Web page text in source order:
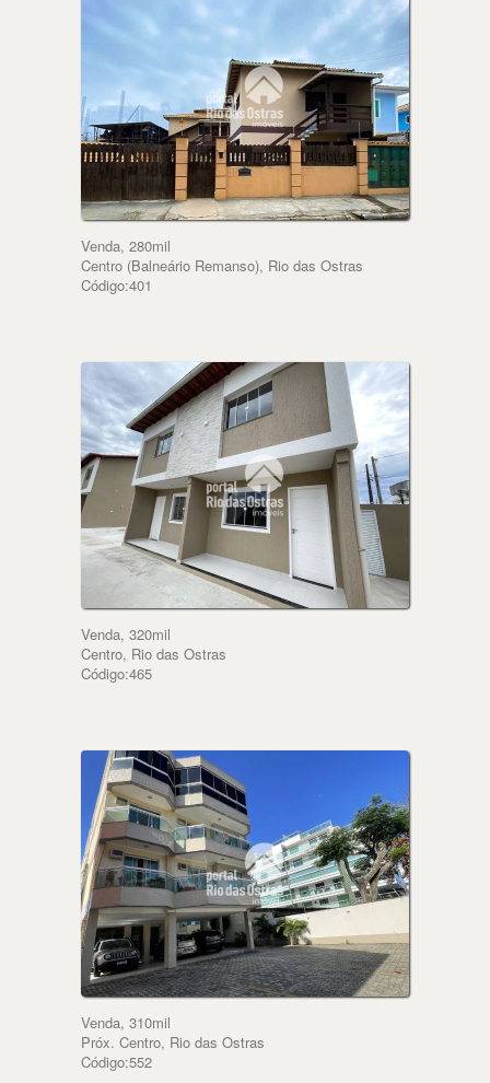
Venda, 280mil
Centro (Balneário Remanso), Rio das Ostras
Código:401
Venda, 320mil
Centro, Rio das Ostras
Código:465
Venda, 310mil
Próx. Centro, Rio das Ostras
Código:552